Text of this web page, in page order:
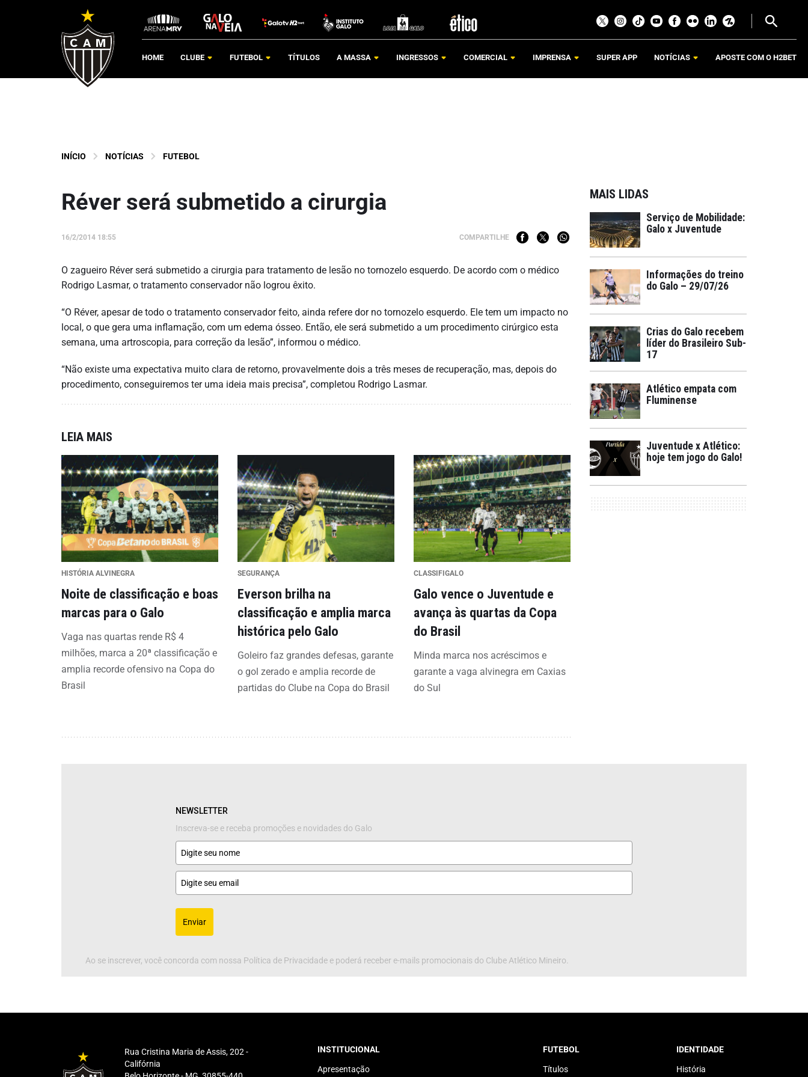
HOME CLUBE FUTEBOL TÍTULOS A MASSA INGRESSOS COMERCIAL IMPRENSA SUPER APP NOTÍCIAS APOSTE COM O H2BET
INÍCIO NOTÍCIAS FUTEBOL
Réver será submetido a cirurgia
16/2/2014 18:55 COMPARTILHE
O zagueiro Réver será submetido a cirurgia para tratamento de lesão no tornozelo esquerdo. De acordo com o médico
Rodrigo Lasmar, o tratamento conservador não logrou êxito.
“O Réver, apesar de todo o tratamento conservador feito, ainda refere dor no tornozelo esquerdo. Ele tem um impacto no
local, o que gera uma inflamação, com um edema ósseo. Então, ele será submetido a um procedimento cirúrgico esta
semana, uma artroscopia, para correção da lesão”, informou o médico.
“Não existe uma expectativa muito clara de retorno, provavelmente dois a três meses de recuperação, mas, depois do
procedimento, conseguiremos ter uma ideia mais precisa”, completou Rodrigo Lasmar.
LEIA MAIS
HISTÓRIA ALVINEGRA
Noite de classificação e boas
marcas para o Galo
Vaga nas quartas rende R$ 4
milhões, marca a 20ª classificação e
amplia recorde ofensivo na Copa do
Brasil
SEGURANÇA
Everson brilha na
classificação e amplia marca
histórica pelo Galo
Goleiro faz grandes defesas, garante
o gol zerado e amplia recorde de
partidas do Clube na Copa do Brasil
CLASSIFIGALO
Galo vence o Juventude e
avança às quartas da Copa
do Brasil
Minda marca nos acréscimos e
garante a vaga alvinegra em Caxias
do Sul
MAIS LIDAS
Serviço de Mobilidade:
Galo x Juventude
Informações do treino
do Galo – 29/07/26
Crias do Galo recebem
líder do Brasileiro Sub-
17
Atlético empata com
Fluminense
Juventude x Atlético:
hoje tem jogo do Galo!
NEWSLETTER
Inscreva-se e receba promoções e novidades do Galo
Enviar
Ao se inscrever, você concorda com nossa Política de Privacidade e poderá receber e-mails promocionais do Clube Atlético Mineiro.
Rua Cristina Maria de Assis, 202 -
Califórnia
INSTITUCIONAL
Apresentação
FUTEBOL
Títulos
IDENTIDADE
História